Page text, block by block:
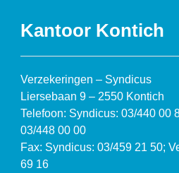
Kantoor Kontich
Verzekeringen – Syndicus
Liersebaan 9 – 2550 Kontich
Telefoon: Syndicus: 03/440 00
03/448 00 00
Fax: Syndicus: 03/459 21 50;
69 16